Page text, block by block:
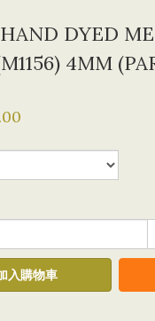
DYED
4MM
入購物車